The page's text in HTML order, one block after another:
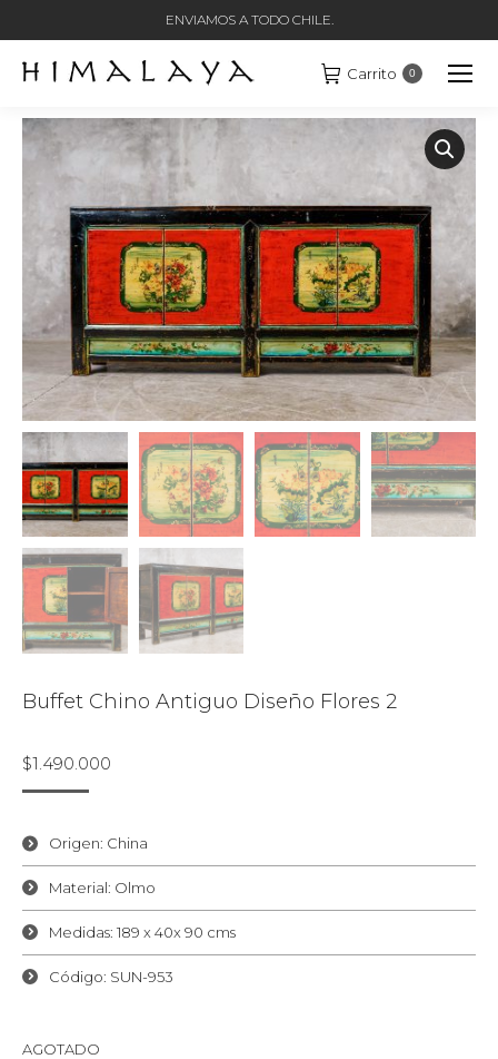
ENVIAMOS A TODO CHILE.
Carrito 0
Buffet Chino Antiguo Diseño Flores 2
$1.490.000
Origen: China
Material: Olmo
Medidas: 189 x 40x 90 cms
Código: SUN-953
AGOTADO